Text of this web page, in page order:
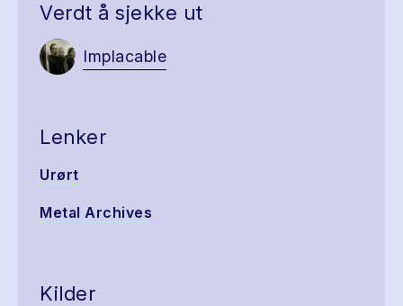
Verdt å sjekke ut
Implacable
Lenker
Urørt
Metal Archives
Kilder